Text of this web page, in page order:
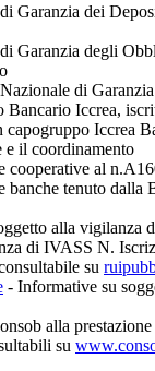
Garanzia dei
Garanzia degli
di Garanzia
Bancario Iccrea,
Iccrea
e il coordinamento
cooperative al
banche tenuto dalla
alla vigilanza
di IVASS N.
su
- Informative su
alla
su